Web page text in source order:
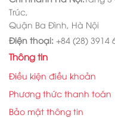
Trúc,
Quận Ba Đình, Hà Nội
Điện thoại: +84 (28) 3914
Thông tin
Điều kiện điều khoản
Phương thức thanh toán
Bảo mật thông tin